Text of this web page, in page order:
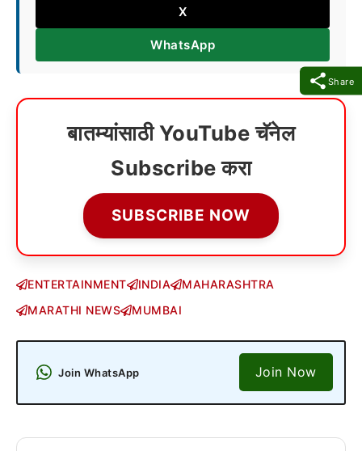
Share
X
WhatsApp
बातम्यांसाठी YouTube चॅनेल
Subscribe करा
SUBSCRIBE NOW
ENTERTAINMENT INDIA
MAHARASHTRA
MARATHI NEWS
MUMBAI
Join WhatsApp Join Now